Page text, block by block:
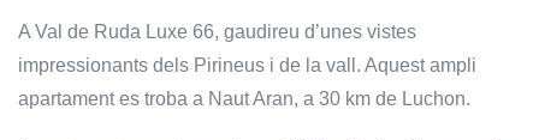
A Val de Ruda Luxe 66, gaudireu d’unes vistes
impressionants dels Pirineus i de la vall. Aquest ampli
apartament es troba a Naut Aran, a 30 km de Luchon.